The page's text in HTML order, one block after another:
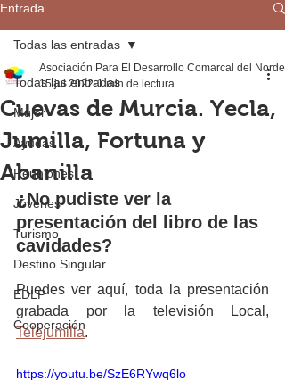
Entrada
Todas las entradas
Mujer
Ayudas
Reuniones
Jóvenes
Turismo
Destino Singular
EDLP
Cooperación
Todas las entradas
Cuevas de Murcia. Yecla,
Jumilla, Fortuna y
Abanilla
Asociación Para El Desarrollo Comarcal del
15 jul 2022 1 min de lectura
¿No pudiste ver la
presentación del libro de las
cavidades?
Puedes ver aquí, toda la presentación
Telejumilla.
https://youtu.be/SzE6RYwq6lo